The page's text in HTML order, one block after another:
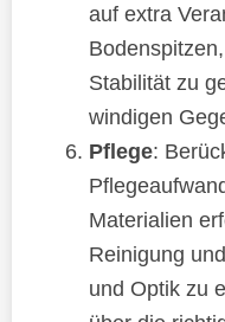
auf extra
Stabilität zu
windigen
Pflege:
Materialien
Reinigung
und Optik zu